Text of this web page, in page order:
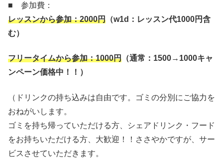
■ 参加費：
レッスンから参加：2000円 （w1d ：レッスン代1000円含
む）
フリータイムから参加：1000円 （通常： 1500→1000キャ
ンペーン価格中！！）
（ドリンクの持ち込みは自由です。ゴミの分別にご協力を
おねがいします。
ゴミを持ち帰っていただける方、シェアドリンク・フード
をお持ちいただける方、大歓迎！！ささやかですが、サー
ビスさせていただきます。